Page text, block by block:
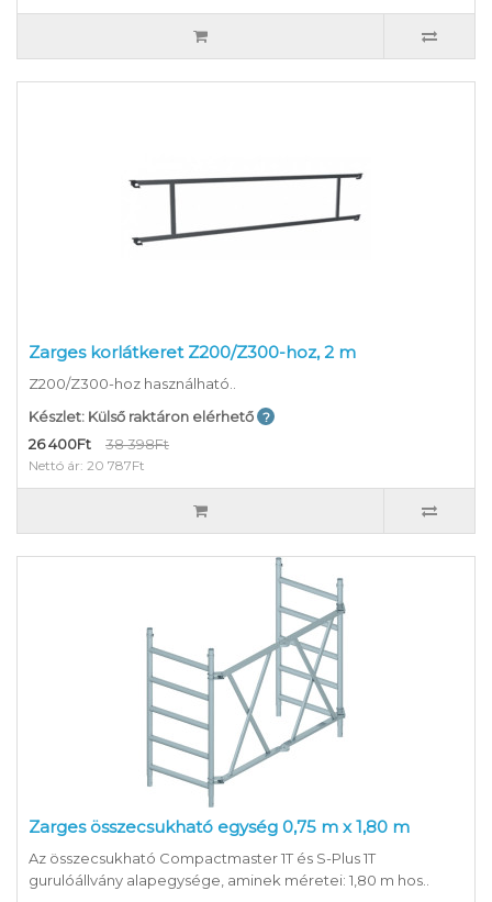
Zarges korlátkeret Z200/Z300-hoz, 2 m
Z200/Z300-hoz használható..
Készlet: Külső raktáron elérhető
26 400Ft
38 398Ft
Nettó ár: 20 787Ft
Zarges összecsukható egység 0,75 m x 1,80 m
Az összecsukható Compactmaster 1T és S-Plus 1T
gurulóállvány alapegysége, aminek méretei: 1,80 m hos..